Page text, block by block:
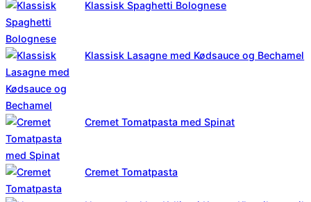
Klassisk Spaghetti Bolognese
Klassisk Lasagne med Kødsauce og Bechamel
Cremet Tomatpasta med Spinat
Cremet Tomatpasta